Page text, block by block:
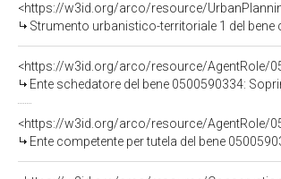
<https://w3id.org/arco/resource/
Strumento urbanistico-territoriale 1 del bene
<https://w3id.org/arco/resource/AgentRole/
Ente schedatore del bene 0500590334:
<https://w3id.org/arco/resource/AgentRole/
Ente competente per tutela del bene